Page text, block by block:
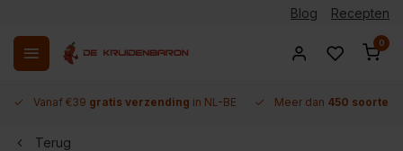
Blog Recepten
0
Vanaf €39 gratis verzending in NL-BE Meer dan 450 soorten
Terug